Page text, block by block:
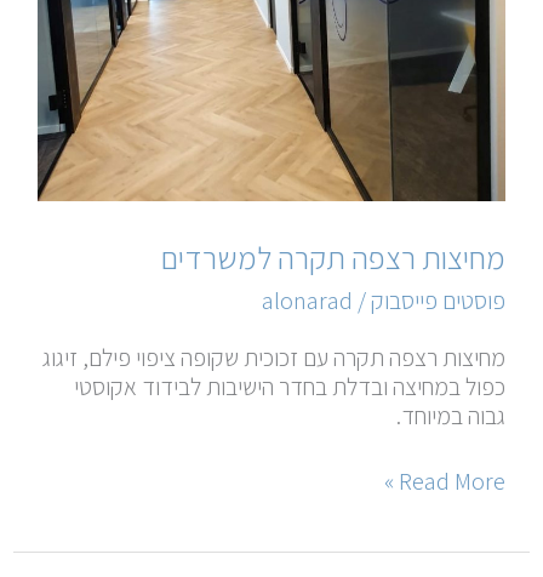
מחיצות רצפה תקרה למשרדים
פוסטים פייסבוק/
alonarad
מחיצות רצפה תקרה עם זכוכית שקופה ציפוי פילם, זיגוג
כפול במחיצה ובדלת בחדר הישיבות לבידוד אקוסטי
גבוה במיוחד.
Read More »